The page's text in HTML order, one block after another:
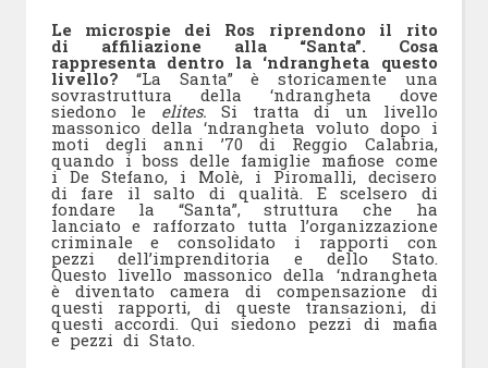
Le microspie dei Ros riprendono il rito
di affiliazione alla “Santa”. Cosa
rappresenta dentro la ‘ndrangheta questo
livello?“La Santa” è storicamente una
sovrastruttura della ‘ndrangheta dove
siedono le elites.Si tratta di un livello
massonico della ‘ndrangheta voluto dopo i
moti degli anni ’70 di Reggio Calabria,
quando i boss delle famiglie mafiose come
i De Stefano, i Molè, i Piromalli, decisero
di fare il salto di qualità. E scelsero di
fondare la “Santa”, struttura che ha
lanciato e rafforzato tutta l’organizzazione
criminale e consolidato i rapporti con
pezzi dell’imprenditoria e dello Stato.
Questo livello massonico della ‘ndrangheta
è diventato camera di compensazione di
questi rapporti, di queste transazioni, di
questi accordi. Qui siedono pezzi di mafia
e pezzi di Stato.